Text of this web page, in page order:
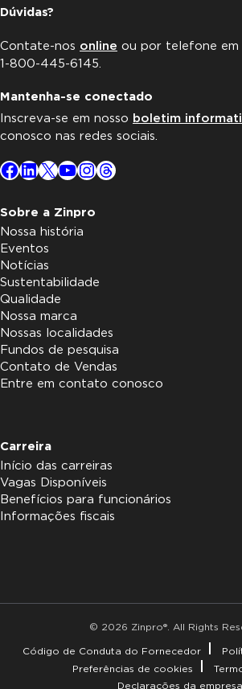
Dúvidas?
Contate-nos online ou por telefone em
1-800-445-6145.
Mantenha-se conectado
Inscreva-se em nosso boletim
conosco nas redes sociais.
Facebook
LinkedIn
X YouTube
Instagram
Threads
Sobre a Zinpro
Nossa história
Eventos
Notícias
Sustentabilidade
Qualidade
Nossa marca
Nossas localidades
Fundos de pesquisa
Contato de Vendas
Entre em contato conosco
Carreira
Início das carreiras
Vagas Disponíveis
Benefícios para funcionários
Informações fiscais
© 2026 Zinpro®. All Rights
Código de Conduta do Fornecedor
Preferências de cookies
Declarações da empresa